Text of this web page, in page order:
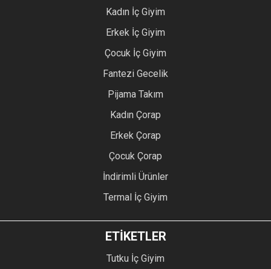
Kadın İç Giyim
Erkek İç Giyim
Çocuk İç Giyim
Fantezi Gecelik
Pijama Takım
Kadın Çorap
Erkek Çorap
Çocuk Çorap
İndirimli Ürünler
Termal İç Giyim
ETİKETLER
Tutku İç Giyim